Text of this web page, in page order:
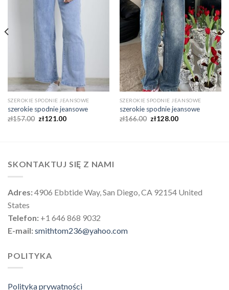
SZEROKIE SPODNIE JEANSOWE
szerokie spodnie jeansowe
zł157.00 zł121.00
SZEROKIE SPODNIE JEANSOWE
szerokie spodnie jeansowe
zł166.00 zł128.00
SKONTAKTUJ SIĘ Z NAMI
Adres:4906 Ebbtide Way, San Diego, CA 92154 United
States
Telefon: +1 646 868 9032
E-mail:smithtom236@yahoo.com
POLITYKA
Polityka prywatności